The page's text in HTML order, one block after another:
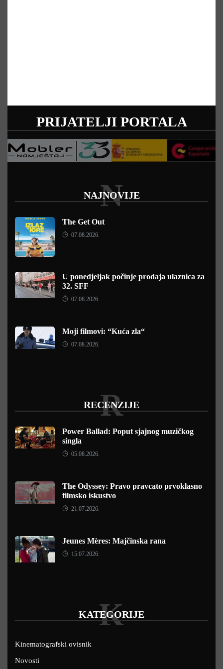
PRIJATELJI PORTALA
NAJNOVIJE
N
The Get Out
07.08.2026.
U ponedjeljak počinje prodaja ulaznica za
32. SFF
07.08.2026.
Moji filmovi: “Kuća zla“
07.08.2026.
RECENZIJE
R
Power Ballad: Poput sjajnog muzičkog
singla
05.08.2026.
The Odyssey: Pravo pravcato prvoklasno
filmsko iskustvo
21.07.2026.
Jeunes Mères: Majčinska rana
15.07.2026.
KATEGORIJE
K
Kinematografski ovisnik
Novosti